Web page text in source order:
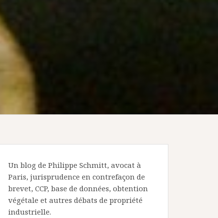
Un blog de Philippe Schmitt, avocat à
Paris, jurisprudence en contrefaçon de
brevet, CCP, base de données, obtention
végétale et autres débats de propriété
industrielle.